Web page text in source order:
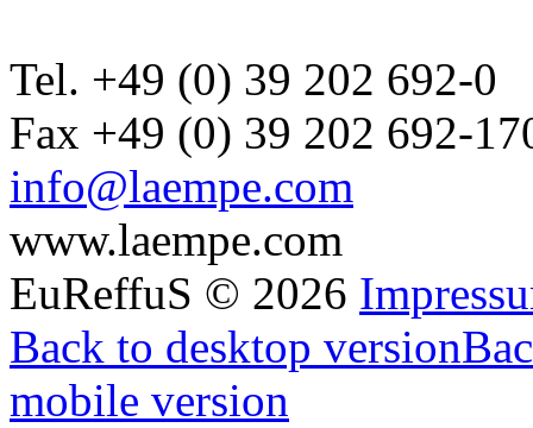
Tel. +49 (0) 39 202 692-0
Fax +49 (0) 39 202 692-
info@laempe.com
www.laempe.com
EuReffuS © 2026
Back to desktop version
mobile version